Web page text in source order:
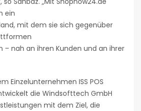
ein
mit dem sie sich gegenüber
– nah an ihren Kunden und an ihrer
Einzelunternehmen ISS POS
die Windsofttech GmbH
mit dem Ziel, die